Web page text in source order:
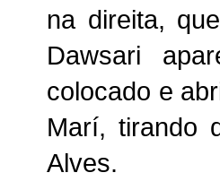
na direita,
Dawsari
colocado e
Marí, tirando
Alves.